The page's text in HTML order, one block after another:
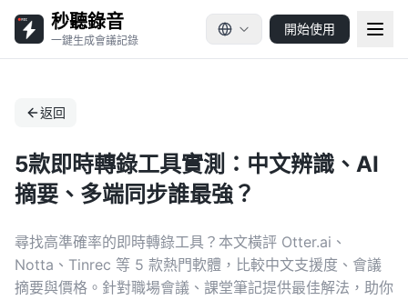
秒聽錄音
一鍵生成會議記錄
開始使用
返回
5款即時轉錄工具實測：中文辨識、AI
摘要、多端同步誰最強？
尋找高準確率的即時轉錄工具？本文橫評 Otter.ai、
Notta、Tinrec 等 5 款熱門軟體，比較中文支援度、會議
摘要與價格。針對職場會議、課堂筆記提供最佳解法，助你